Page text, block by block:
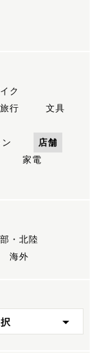
ク
旅行
文具
店舗
家電
・北陸
海外